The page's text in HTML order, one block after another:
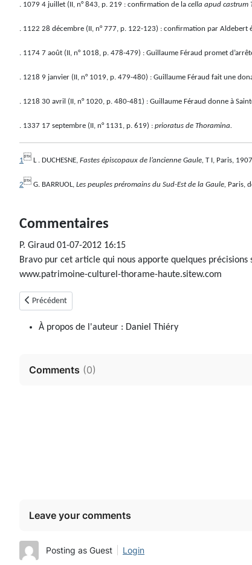
. 1079 4 juillet (II, n° 843, p. 219 : confirmation de la cella apud castrum
. 1122 28 décembre (II, n° 777, p. 122-123) : confirmation par Aldebert
. 1174 7 août (II, n° 1018, p. 478-479) : Guillaume Féraud promet
. 1218 9 janvier (II, n° 1019, p. 479-480) : Guillaume Féraud fait une
. 1218 30 avril (II, n° 1020, p. 480-481) : Guillaume Féraud donne à
. 1337 17 septembre (II, n° 1131, p. 619) : prioratus de Thoramina.
1 L . DUCHESNE, Fastes épiscopaux de l’ancienne Gaule, T I, Paris,
2 G. BARRUOL, Les peuples préromains du Sud-Est de la Gaule, Paris,
Commentaires
P. Giraud 01-07-2012 16:15
Bravo pur cet article qui nous apporte quelques
www.patrimoine-culturel-thorame-haute.sitew.com
Article précédent : Thoard
Précédent
À propos de l'auteur : Daniel Thiéry
Comments (0)
Leave your comments
Posting as Guest Login